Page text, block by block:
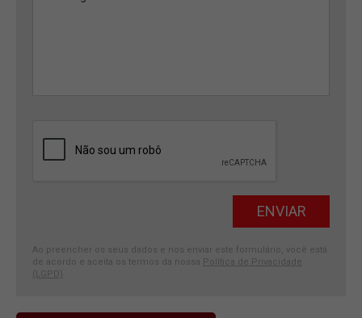
Ao preencher os seus dados e nos enviar este formulário, você está
de acordo e aceita os termos da nossa Política de Privacidade
(LGPD)